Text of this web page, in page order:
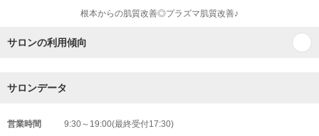
根本からの肌質改善◎プラズマ肌質改善♪
サロンの利用傾向
サロンデータ
営業時間 9:30～19:00(最終受付17:30)